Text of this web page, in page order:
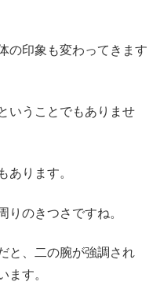
の印象も変わってきます
いうことでもありませ
あります。
りのきつさですね。
と、二の腕が強調され
ます。